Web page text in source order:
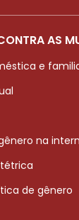
AS
e
na
de gênero